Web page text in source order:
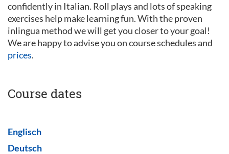
confidently in Italian. Roll plays and lots of speaking
exercises help make learning fun. With the proven
inlingua method we will get you closer to your goal!
We are happy to advise you on course schedules and
prices.
Course dates
Englisch
Deutsch